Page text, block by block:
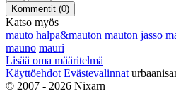
Kommentit (0)
Katso myös
mauto halpa&mauton mauton jasso
mauno mauri
Lisää oma määritelmä
Käyttöehdot Evästevalinnat
© 2007 - 2026 Nixarn